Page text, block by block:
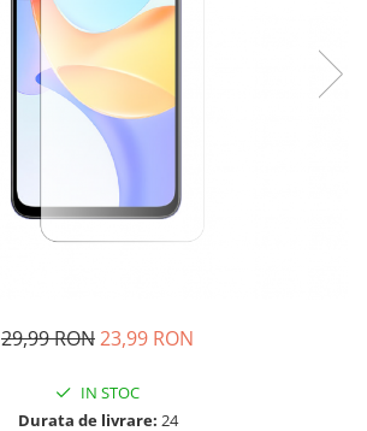
29,99 RON23,99 RON
IN STOC
Durata de livrare: 24